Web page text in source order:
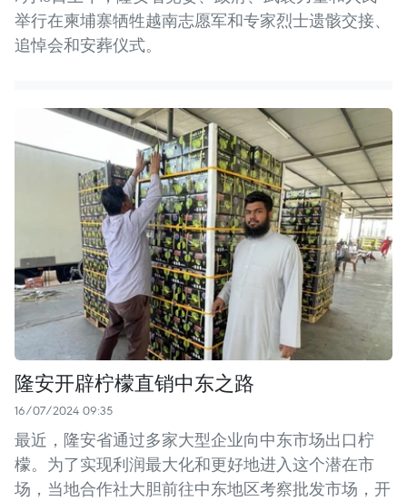
举行在柬埔寨牺牲越南志愿军和专家烈士遗骸交接、
追悼会和安葬仪式。
隆安开辟柠檬直销中东之路
16/07/2024 09:35
最近，隆安省通过多家大型企业向中东市场出口柠
檬。为了实现利润最大化和更好地进入这个潜在市
场，当地合作社大胆前往中东地区考察批发市场，开